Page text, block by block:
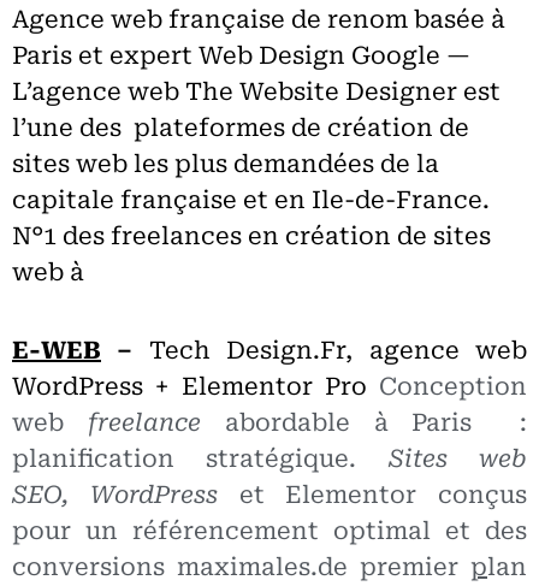
Agence web française de renom basée à
Paris et expert Web Design Google —
L’agence web The Website Designer est
l’une des plateformes de création de
sites web les plus demandées de la
capitale française et en Ile-de-France.
N°1 des freelances en création de sites
web à
E-WEB – Tech Design.Fr, agence web
WordPress + Elementor Pro Conception
web freelance abordable à Paris
:
planification stratégique.Sites web
SEO, WordPresset Elementor conçus
pour un référencement optimal et des
conversions maximales.de premier plan